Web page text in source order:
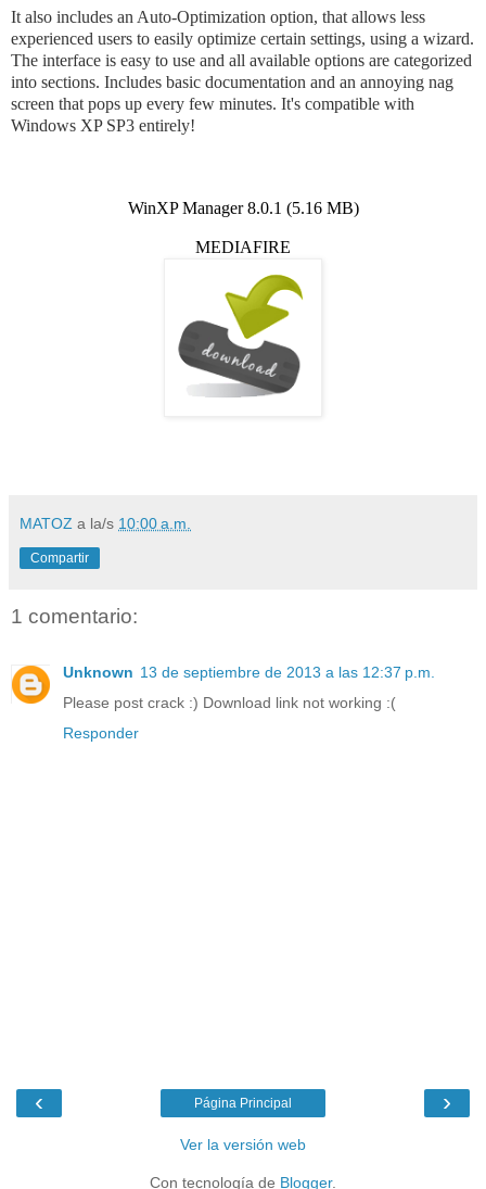
It also includes an Auto-Optimization option, that allows less
experienced users to easily optimize certain settings, using a wizard.
The interface is easy to use and all available options are categorized
into sections. Includes basic documentation and an annoying nag
screen that pops up every few minutes. It's compatible with
Windows XP SP3 entirely!
WinXP Manager 8.0.1 (5.16 MB)
MEDIAFIRE
MATOZ a la/s 10:00 a.m.
Compartir
1 comentario:
Unknown 13 de septiembre de 2013 a las 12:37 p.m.
Please post crack :) Download link not working :(
Responder
‹ ›
Página Principal
Ver la versión web
Con tecnología de Blogger.